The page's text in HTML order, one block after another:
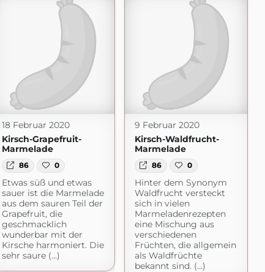
18 Februar 2020
Kirsch-Grapefruit-
Marmelade
86 0
Etwas süß und etwas
sauer ist die Marmelade
aus dem sauren Teil der
Grapefruit, die
geschmacklich
wunderbar mit der
Kirsche harmoniert. Die
sehr saure (...)
9 Februar 2020
Kirsch-Waldfrucht-
Marmelade
86 0
Hinter dem Synonym
Waldfrucht versteckt
sich in vielen
Marmeladenrezepten
eine Mischung aus
verschiedenen
Früchten, die allgemein
als Waldfrüchte
bekannt sind. (...)